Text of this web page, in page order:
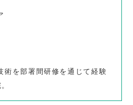
術を部署間研修を通じて経験